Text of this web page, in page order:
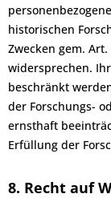
historischen
Zwecken gem.
widersprechen.
beschränkt
der Forschungs-
ernsthaft
Erfüllung der
8. Recht auf